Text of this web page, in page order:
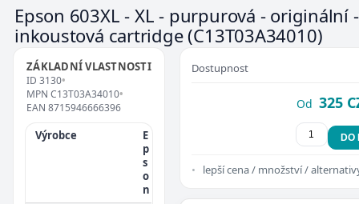
Epson 603XL - XL - purpurová - originální -
inkoustová cartridge(C13T03A34010)
ZÁKLADNÍ VLASTNOSTI
ID 3130•
MPN C13T03A34010•
EAN 8715946666396
Výrobce
E
p
s
o
n
Dostupnost
Od 325
DO
lepší cena / množství /